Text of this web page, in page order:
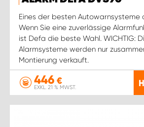
Eines der besten Autowarnsysteme
Wenn Sie eine zuverlässige
ist Defa die beste Wahl. WICHTIG:
Alarmsysteme werden nur
Montierung verkauft.
446 €
EXKL. 21 % MWST.